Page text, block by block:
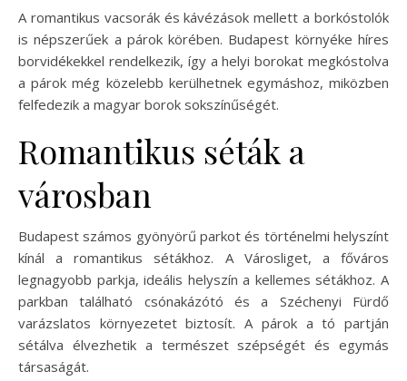
A romantikus vacsorák és kávézások mellett a borkóstolók
is népszerűek a párok körében. Budapest környéke híres
borvidékekkel rendelkezik, így a helyi borokat megkóstolva
a párok még közelebb kerülhetnek egymáshoz, miközben
felfedezik a magyar borok sokszínűségét.
Romantikus séták a
városban
Budapest számos gyönyörű parkot és történelmi helyszínt
kínál a romantikus sétákhoz. A Városliget, a főváros
legnagyobb parkja, ideális helyszín a kellemes sétákhoz. A
parkban található csónakázótó és a Széchenyi Fürdő
varázslatos környezetet biztosít. A párok a tó partján
sétálva élvezhetik a természet szépségét és egymás
társaságát.